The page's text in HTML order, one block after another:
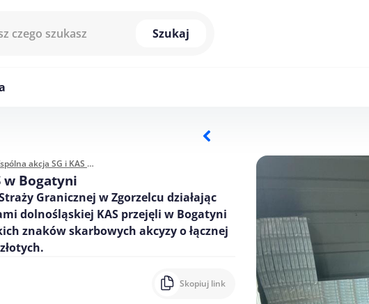
Szukaj
Wspólna akcja SG i KAS w Bogatyni
w Bogatyni
Granicznej w Zgorzelcu działając
dolnośląskiej KAS przejęli w Bogatyni
znaków skarbowych akcyzy o łącznej
Skopiuj link